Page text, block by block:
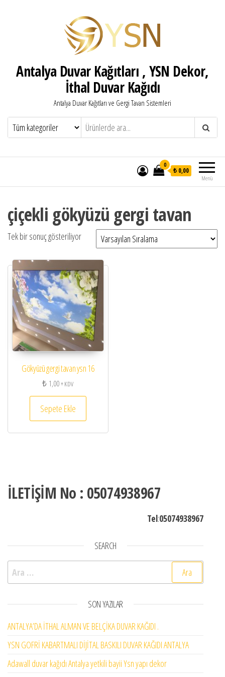
Antalya Duvar Kağıtları , YSN Dekor,
İthal Duvar Kağıdı
Antalya Duvar Kağıtları ve Gergi Tavan Sistemleri
Menü
0
₺ 0,00
çiçekli gökyüzü gergi tavan
Tek bir sonuç gösteriliyor
Gökyüzü gergi tavan ysn 16
₺ 1,00+ KDV
Sepete Ekle
İLETİŞİM No : 05074938967
Tel:05074938967
SEARCH
Arama:
SON YAZILAR
ANTALYA’DA İTHAL ALMAN VE BELÇİKA DUVAR KAĞIDI .
YSN GOFRİ KABARTMALI DİJİTAL BASKILI DUVAR KAĞIDI ANTALYA
Adawall duvar kağıdı Antalya yetkili bayii Ysn yapı dekor